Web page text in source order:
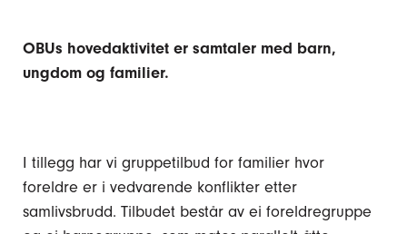
OBUs hovedaktivitet er samtaler med barn,
ungdom og familier.
I tillegg har vi gruppetilbud for familier hvor
foreldre er i vedvarende konflikter etter
samlivsbrudd. Tilbudet består av ei foreldregruppe